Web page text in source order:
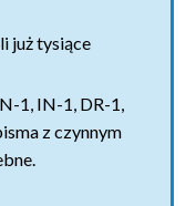
już tysiące
1, IN-1, DR-1,
z czynnym